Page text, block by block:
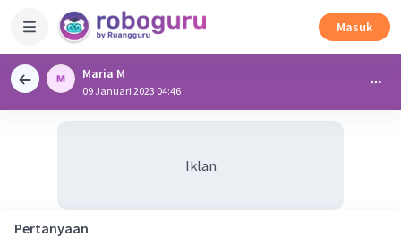
Masuk
Maria M
09 Januari 2023 04:46
Iklan
Pertanyaan